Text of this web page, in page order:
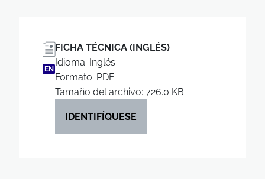
EN
FICHA TÉCNICA (INGLÉS)
Idioma: Inglés
Formato: PDF
Tamaño del archivo: 726.0 KB
IDENTIFÍQUESE